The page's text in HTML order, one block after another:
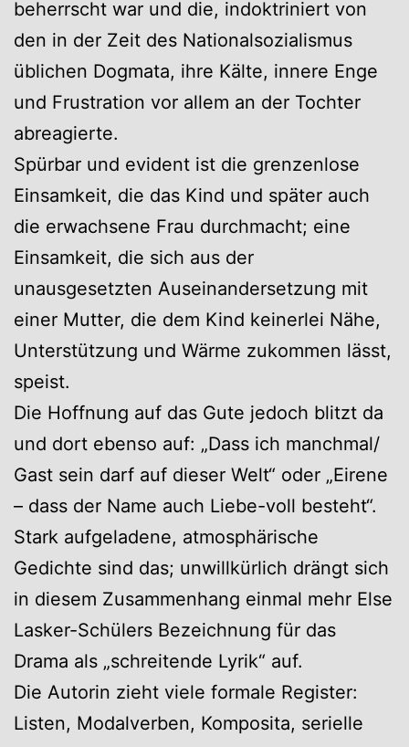
beherrscht war und die, indoktriniert von
den in der Zeit des Nationalsozialismus
üblichen Dogmata, ihre Kälte, innere Enge
und Frustration vor allem an der Tochter
abreagierte.
Spürbar und evident ist die grenzenlose
Einsamkeit, die das Kind und später auch
die erwachsene Frau durchmacht; eine
Einsamkeit, die sich aus der
unausgesetzten Auseinandersetzung mit
einer Mutter, die dem Kind keinerlei Nähe,
Unterstützung und Wärme zukommen lässt,
speist.
Die Hoffnung auf das Gute jedoch blitzt da
und dort ebenso auf: „Dass ich manchmal/
Gast sein darf auf dieser Welt“ oder „Eirene
– dass der Name auch Liebe-voll besteht“.
Stark aufgeladene, atmosphärische
Gedichte sind das; unwillkürlich drängt sich
in diesem Zusammenhang einmal mehr Else
Lasker-Schülers Bezeichnung für das
Drama als „schreitende Lyrik“ auf.
Die Autorin zieht viele formale Register:
Listen, Modalverben, Komposita, serielle